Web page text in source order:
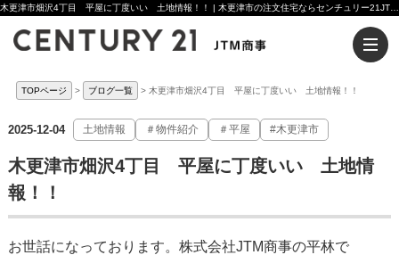
TOPページ ブログ一覧 木更津市畑沢4丁目 平屋に丁度いい 土地情報！！
2025-12-04 土地情報 ＃物件紹介 ＃平屋 #木更津市
木更津市畑沢4丁目 平屋に丁度いい 土地情
報！！
お世話になっております。株式会社JTM商事の平林で